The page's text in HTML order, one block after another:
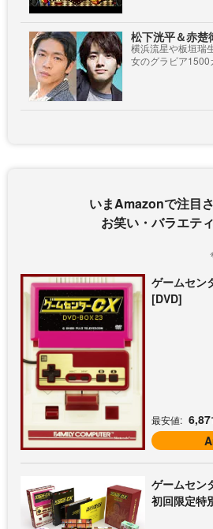
松下洸平＆赤楚
横浜流星や板垣瑞
女のグラビア1500
いまAmazonで注目
お笑い・バラエテ
ゲームセ
[DVD]
最安値:
ゲームセ
初回限定特